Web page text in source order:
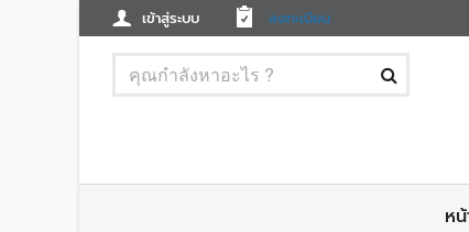
เข้าสู่ระบบ ลงทะเบียน
ห